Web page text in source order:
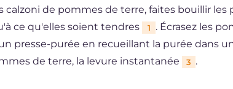
calzoni de pommes de terre, faites bouillir
ce qu'elles soient tendres
1
. Écrasez les
presse-purée en recueillant la purée dans
de terre, la levure instantanée
3 .